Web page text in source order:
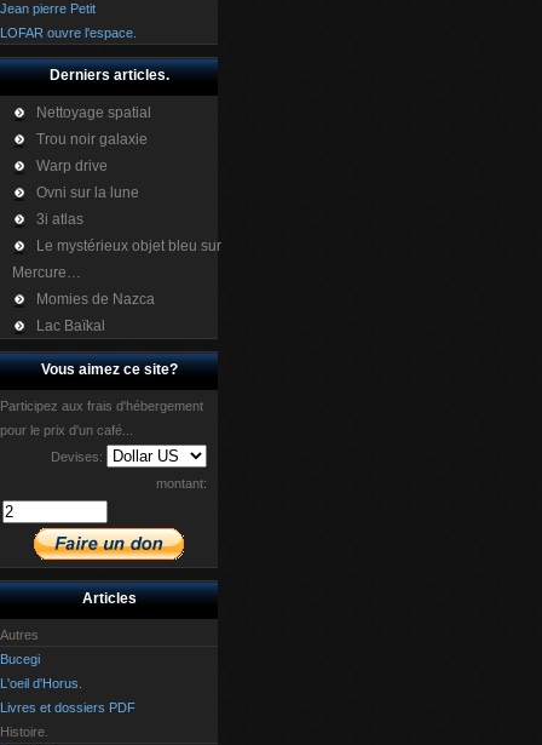
Jean pierre Petit
LOFAR ouvre l'espace.
Derniers articles.
Nettoyage spatial
Trou noir galaxie
Warp drive
Ovni sur la lune
3i atlas
Le mystérieux objet bleu sur
Mercure…
Momies de Nazca
Lac Baïkal
Vous aimez ce site?
Participez aux frais d'hébergement
pour le prix d'un café...
Devises:
montant:
Articles
Autres
Bucegi
L'oeil d'Horus.
Livres et dossiers PDF
Histoire.